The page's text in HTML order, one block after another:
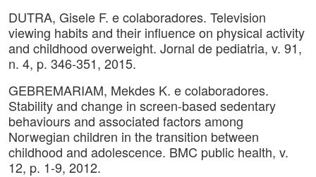
DUTRA, Gisele F. e colaboradores. Television
viewing habits and their influence on physical activity
and childhood overweight. Jornal de pediatria, v. 91,
n. 4, p. 346-351, 2015.
GEBREMARIAM, Mekdes K. e colaboradores.
Stability and change in screen-based sedentary
behaviours and associated factors among
Norwegian children in the transition between
childhood and adolescence. BMC public health, v.
12, p. 1-9, 2012.